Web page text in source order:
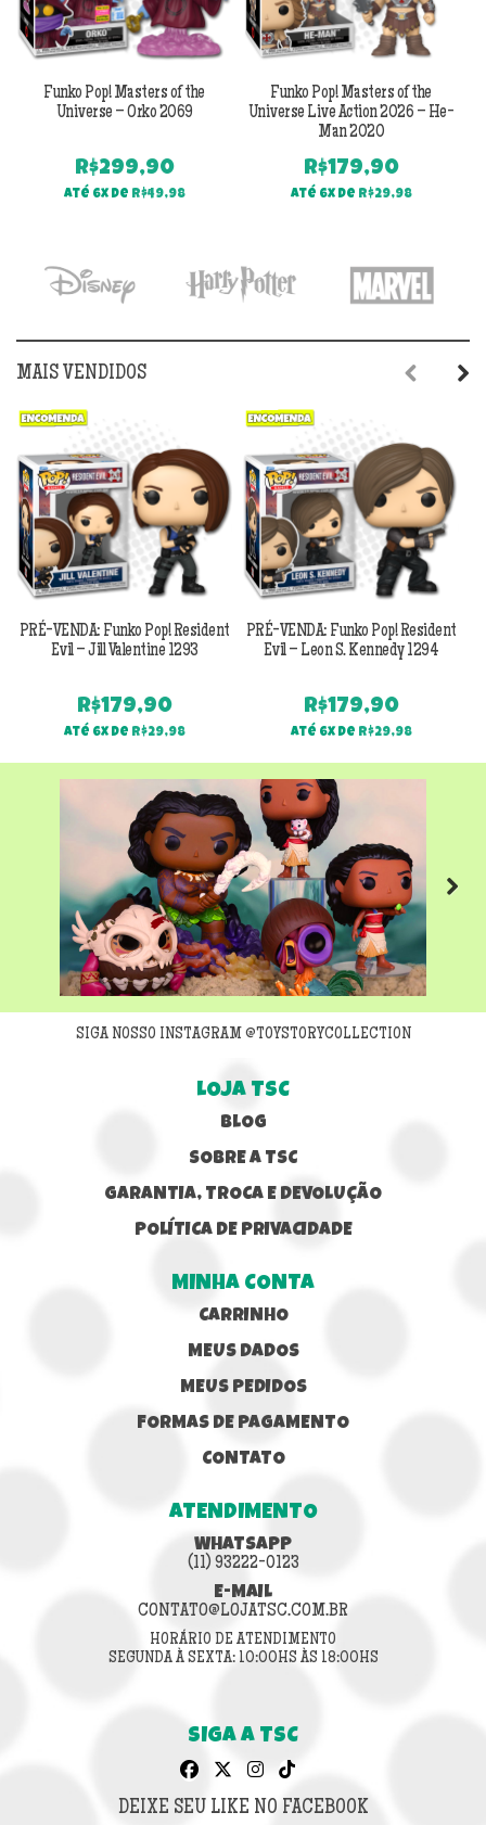
Funko Pop! Masters of the
Universe – Orko 2069
R$299,90
Até 6x de R$49,98
Funko Pop! Masters of the
Universe Live Action 2026 – He-
Man 2020
R$179,90
Até 6x de R$29,98
MAIS VENDIDOS
PRÉ-VENDA: Funko Pop! Resident
Evil – Jill Valentine 1293
R$179,90
Até 6x de R$29,98
PRÉ-VENDA: Funko Pop! Resident
Evil – Leon S. Kennedy 1294
R$179,90
Até 6x de R$29,98
Next
SIGA NOSSO INSTAGRAM @TOYSTORYCOLLECTION
LOJA TSC
BLOG
SOBRE A TSC
GARANTIA, TROCA E DEVOLUÇÃO
POLÍTICA DE PRIVACIDADE
MINHA CONTA
CARRINHO
MEUS DADOS
MEUS PEDIDOS
FORMAS DE PAGAMENTO
CONTATO
ATENDIMENTO
WHATSAPP
(11) 93222-0123
E-MAIL
CONTATO@LOJATSC.COM.BR
HORÁRIO DE ATENDIMENTO
SEGUNDA À SEXTA: 10:00HS ÀS 18:00HS
SIGA A TSC
DEIXE SEU LIKE NO FACEBOOK